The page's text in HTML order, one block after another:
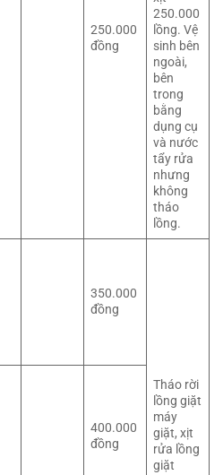
250.000
đồng
250.000
lồng. Vệ
sinh bên
ngoài,
bên
trong
bằng
dụng cụ
và nước
tẩy rửa
nhưng
không
tháo
lồng.
350.000
đồng
Tháo rời
lồng giặt
máy
giặt, xịt
rửa lồng
giặt
400.000
đồng